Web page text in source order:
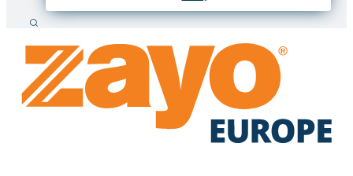
Recherche